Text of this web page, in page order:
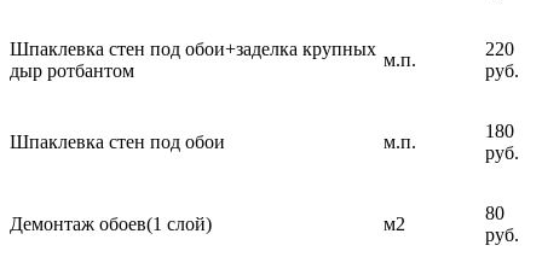
Шпаклевка стен под обои+заделка крупных
дыр ротбантом
м.п.
220
руб.
Шпаклевка стен под обои м.п.
180
руб.
Демонтаж обоев(1 слой) м2
80
руб.